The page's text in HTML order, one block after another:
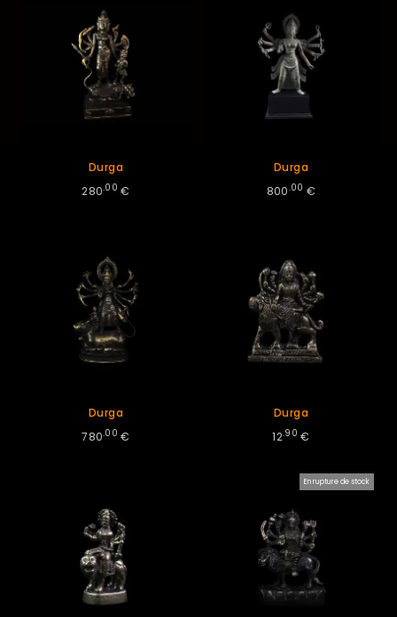
Durga
280.00 €
Durga
800.00 €
Durga
780.00 €
Durga
12.90 €
En rupture de stock